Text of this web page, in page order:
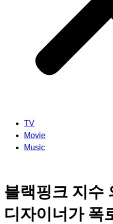
TV
Movie
Music
블랙핑크 지수
디자이너가 폭